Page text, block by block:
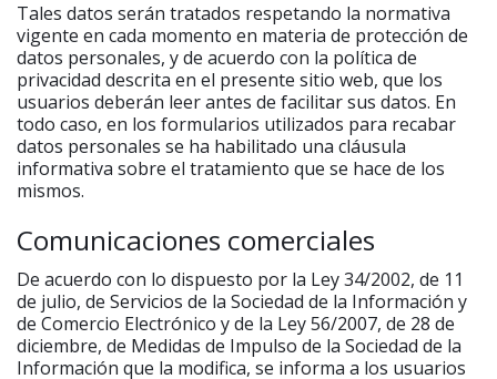
Tales datos serán tratados respetando la normativa
vigente en cada momento en materia de protección de
datos personales, y de acuerdo con la política de
privacidad descrita en el presente sitio web, que los
usuarios deberán leer antes de facilitar sus datos. En
todo caso, en los formularios utilizados para recabar
datos personales se ha habilitado una cláusula
informativa sobre el tratamiento que se hace de los
mismos.
Comunicaciones comerciales
De acuerdo con lo dispuesto por la Ley 34/2002, de 11
de julio, de Servicios de la Sociedad de la Información y
de Comercio Electrónico y de la Ley 56/2007, de 28 de
diciembre, de Medidas de Impulso de la Sociedad de la
Información que la modifica, se informa a los usuarios